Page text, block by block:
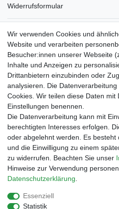
Widerrufsformular
Verpackungslizenz
bei der Landbell AG
Zahlungsarten
Vorabüberweisung
Rechnungskauf
Zahlung bei Abholung
PayPal (inkl. Kreditkarten)
Impressum
Wir verwenden Cookies und
Website und verarbeiten
Besucher:innen unserer Webseite
Inhalte und Anzeigen zu
Drittanbietern einzubinden oder
analysieren. Die
Cookies. Wir teilen diese Daten mit
Einstellungen benennen.
Die Datenverarbeitung kann mit
berechtigten Interesses erfolgen.
oder abgelehnt werden. Es besteht
und die Einwilligung zu einem
zu widerrufen. Beachten Sie unser
Hinweise zur Verwendung
Daten­schutz­erklärung
Essenziell
Statistik